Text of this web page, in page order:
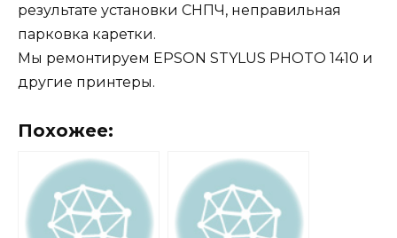
результате установки СНПЧ, неправильная
парковка каретки.
Мы ремонтируем EPSON STYLUS PHOTO 1410 и
другие принтеры.
Похожее: